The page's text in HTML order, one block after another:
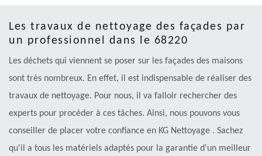
Les travaux de nettoyage des façades par
un professionnel dans le 68220
Les déchets qui viennent se poser sur les façades des maisons
sont très nombreux. En effet, il est indispensable de réaliser des
travaux de nettoyage. Pour nous, il va falloir rechercher des
experts pour procéder à ces tâches. Ainsi, nous pouvons vous
conseiller de placer votre confiance en KG Nettoyage . Sachez
qu'il a tous les matériels adaptés pour la garantie d'un meilleur